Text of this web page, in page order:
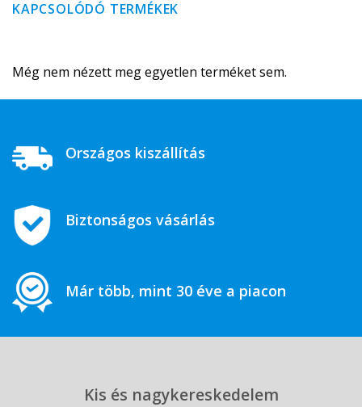
KAPCSOLÓDÓ TERMÉKEK
Még nem nézett meg egyetlen terméket sem.
Országos kiszállítás
Biztonságos vásárlás
Már több, mint 30 éve a piacon
Kis és nagykereskedelem